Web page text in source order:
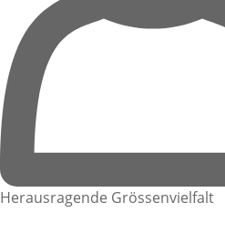
Herausragende Grössenvielfalt